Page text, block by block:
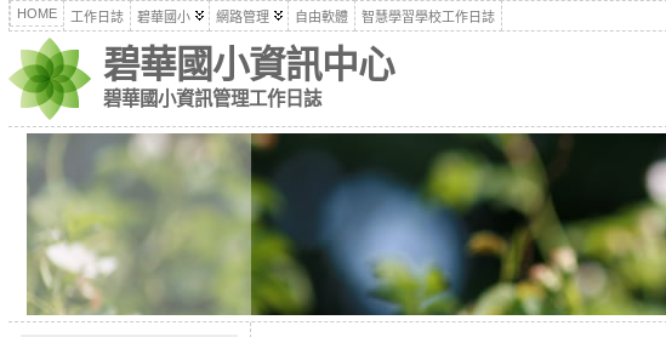
HOME 工作日誌 碧華國小 網路管理 自由軟體 智慧學習學校工作日誌
碧華國小資訊中心
碧華國小資訊管理工作日誌